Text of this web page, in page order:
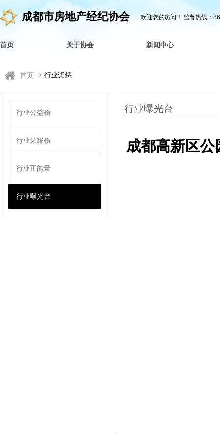
成都市房地产经纪协会 欢迎您的访问！ 监督热线：
首页 关于协会 新闻中心
首页 > 行业奖惩
行业公益榜
行业荣耀榜
行业正能量
行业曝光台
行业曝光台
成都高新区